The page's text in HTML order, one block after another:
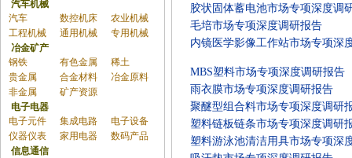
汽车机械
汽车
数控机床
农业机械
工程机械
通用机械
专用机械
冶金矿产
钢铁
有色金属
稀土
贵金属
合金材料
冶金原料
非金属
矿产资源
电子电器
电子元件
集成电路
电子设备
仪器仪表
家用电器
数码产品
信息通信
胶状固体蓄电池市场专项深度调
毛培市场专项深度调研报告
内镜医学影像工作站市场专项深
MBS塑料市场专项深度调研报告
雨衣膜市场专项深度调研报告
聚醚型组合料市场专项深度调研
塑料链板链条市场专项深度调研
塑料游泳池清洁用具市场专项深